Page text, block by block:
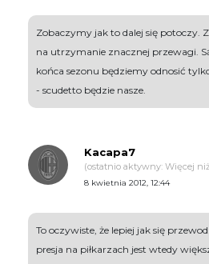
Zobaczymy jak to dalej się potoczy.
na utrzymanie znacznej przewagi.
końca sezonu będziemy odnosić
- scudetto będzie nasze.
Kacapa7
(ostatnio aktywny: Więcej niż
8 kwietnia 2012, 12:44
To oczywiste, że lepiej jak się
presja na piłkarzach jest wtedy